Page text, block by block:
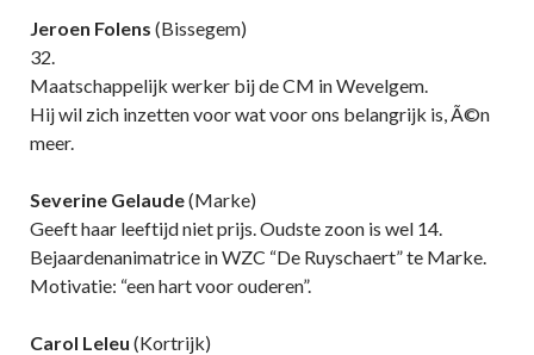
Jeroen Folens (Bissegem)
32.
Maatschappelijk werker bij de CM in Wevelgem.
Hij wil zich inzetten voor wat voor ons belangrijk is, Ã©n
meer.
Severine Gelaude(Marke)
Geeft haar leeftijd niet prijs. Oudste zoon is wel 14.
Bejaardenanimatrice in WZC “De Ruyschaert” te Marke.
Motivatie: “een hart voor ouderen”.
Carol Leleu (Kortrijk)